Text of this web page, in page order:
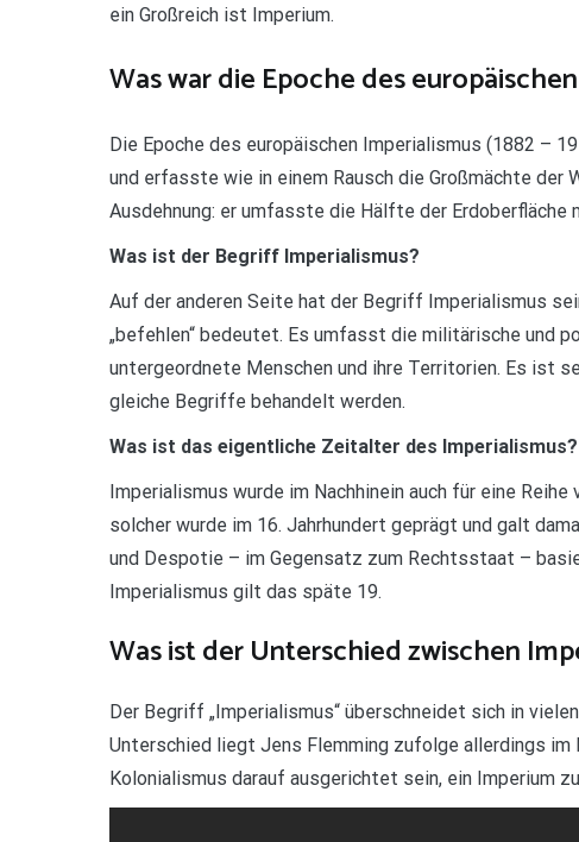
ein Großreich ist Imperium.
Was war die Epoche des
Die Epoche des europäischen Imperialismus (1882 –
und erfasste wie in einem Rausch die Großmächte
Ausdehnung: er umfasste die Hälfte der
Was ist der Begriff Imperialismus?
Auf der anderen Seite hat der Begriff Imperialismus
„befehlen“ bedeutet. Es umfasst die militärische und
untergeordnete Menschen und ihre Territorien. Es ist
gleiche Begriffe behandelt werden.
Was ist das eigentliche Zeitalter des Imperialismus?
Imperialismus wurde im Nachhinein auch für eine
solcher wurde im 16. Jahrhundert geprägt und galt
und Despotie – im Gegensatz zum Rechtsstaat –
Imperialismus gilt das späte 19.
Was ist der Unterschied zwischen
Der Begriff „Imperialismus“ überschneidet sich in
Unterschied liegt Jens Flemming zufolge allerdings
Kolonialismus darauf ausgerichtet sein, ein Imperium